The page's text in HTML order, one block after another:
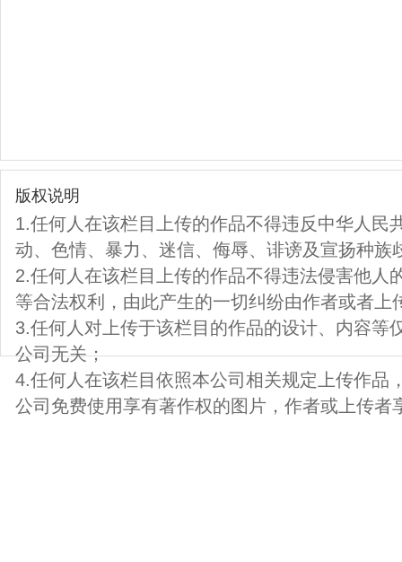
版权说明
1.任何人在该栏目上传的作品不得违反中华人民
动、色情、暴力、迷信、侮辱、诽谤及宣扬种族
2.任何人在该栏目上传的作品不得违法侵害他人
等合法权利，由此产生的一切纠纷由作者或者上
3.任何人对上传于该栏目的作品的设计、内容等
公司无关；
4.任何人在该栏目依照本公司相关规定上传作品
公司免费使用享有著作权的图片，作者或上传者